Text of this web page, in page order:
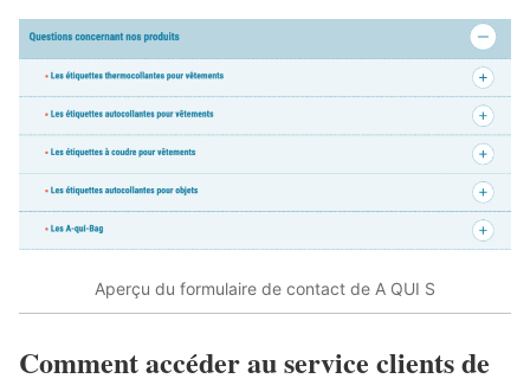
Aperçu du formulaire de contact de A QUI S
Comment accéder au service clients de